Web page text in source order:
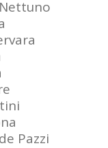
Pazzi